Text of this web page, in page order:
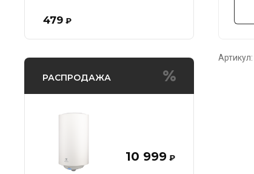
479 ₽
РАСПРОДАЖА
10 999 ₽
Артикул: